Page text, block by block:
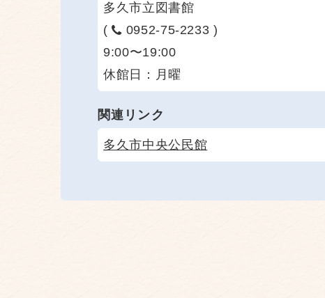
多久市立図書館
(
0952-75-2233 )
9:00〜19:00
休館日：月曜
関連リンク
多久市中央公民館